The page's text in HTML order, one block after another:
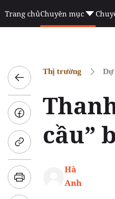
Trang chủChuyên mục
Thị trường Dự
cầu”
Hà
Anh